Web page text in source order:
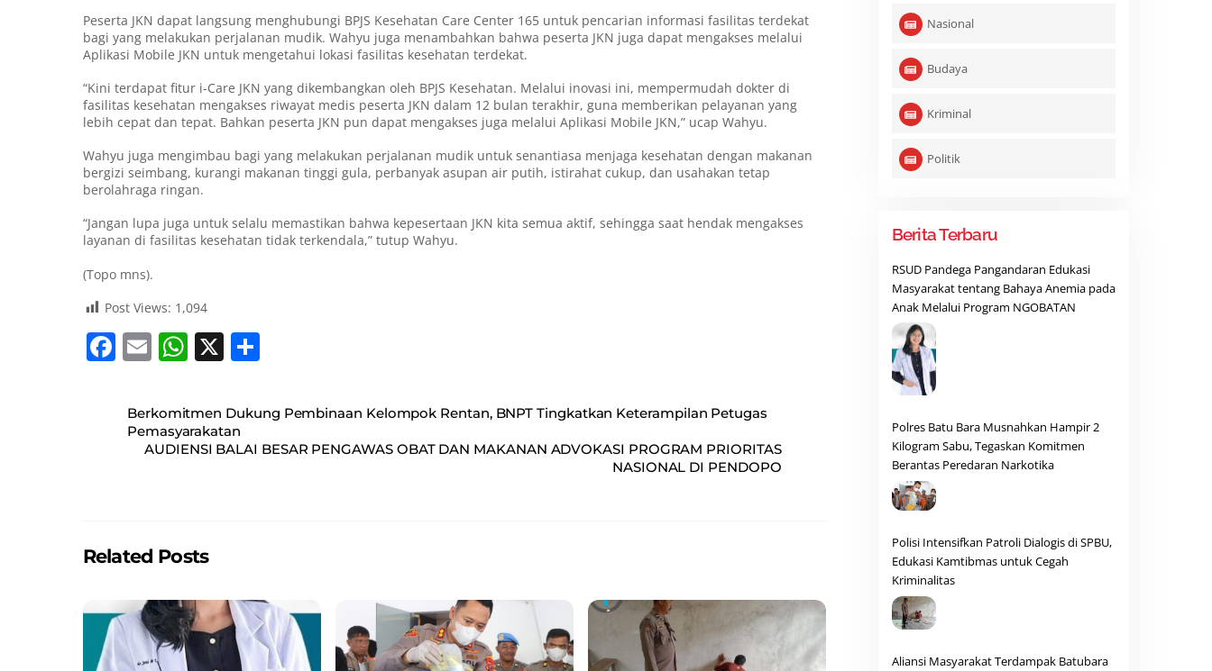
Peserta JKN dapat langsung menghubungi BPJS Kesehatan Care Center 165 untuk pencarian informasi fasilitas terdekat
bagi yang melakukan perjalanan mudik. Wahyu juga menambahkan bahwa peserta JKN juga dapat mengakses melalui
Aplikasi Mobile JKN untuk mengetahui lokasi fasilitas kesehatan terdekat.
“Kini terdapat fitur i-Care JKN yang dikembangkan oleh BPJS Kesehatan. Melalui inovasi ini, mempermudah dokter di
fasilitas kesehatan mengakses riwayat medis peserta JKN dalam 12 bulan terakhir, guna memberikan pelayanan yang
lebih cepat dan tepat. Bahkan peserta JKN pun dapat mengakses juga melalui Aplikasi Mobile JKN,” ucap Wahyu.
Wahyu juga mengimbau bagi yang melakukan perjalanan mudik untuk senantiasa menjaga kesehatan dengan makanan
bergizi seimbang, kurangi makanan tinggi gula, perbanyak asupan air putih, istirahat cukup, dan usahakan tetap
berolahraga ringan.
“Jangan lupa juga untuk selalu memastikan bahwa kepesertaan JKN kita semua aktif, sehingga saat hendak mengakses
layanan di fasilitas kesehatan tidak terkendala,” tutup Wahyu.
(Topo mns).
Post Views: 1,094
F
c
e
k
E
ai
l
W
at
s
A
X
ar
e
Berkomitmen Dukung Pembinaan Kelompok Rentan, BNPT Tingkatkan Keterampilan Petugas
Pemasyarakatan
AUDIENSI BALAI BESAR PENGAWAS OBAT DAN MAKANAN ADVOKASI PROGRAM PRIORITAS
NASIONAL DI PENDOPO
Related Posts
Nasional
Budaya
Kriminal
Politik
Berita Terbaru
RSUD Pandega Pangandaran Edukasi
Masyarakat tentang Bahaya Anemia pada
Anak Melalui Program NGOBATAN
Polres Batu Bara Musnahkan Hampir 2
Kilogram Sabu, Tegaskan Komitmen
Berantas Peredaran Narkotika
Polisi Intensifkan Patroli Dialogis di SPBU,
Edukasi Kamtibmas untuk Cegah
Kriminalitas
Aliansi Masyarakat Terdampak Batubara